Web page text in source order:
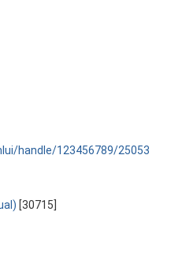
handle/123456789/25053
[30715]